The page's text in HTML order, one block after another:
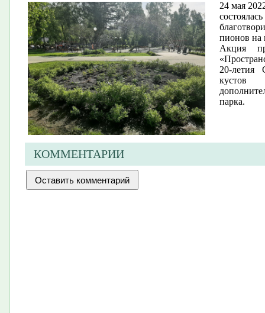
24 мая
пионов на
Акция
20-летия
кустов
парка.
КОММЕНТАРИИ